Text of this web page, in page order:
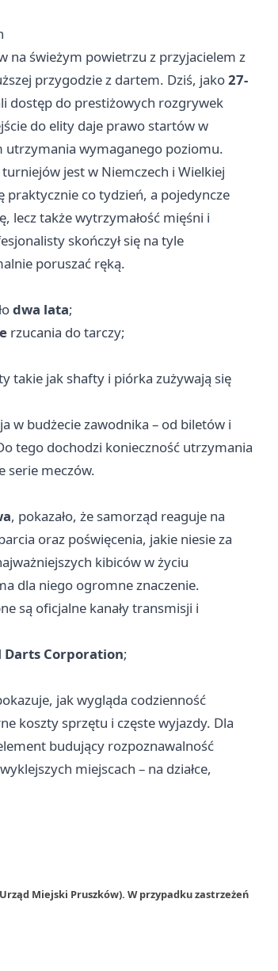
na świeżym powietrzu z przyjacielem z
przygodzie z dartem. Dziś, jako27-
dostęp do prestiżowych rozgrywek
do elity daje prawo startów w
utrzymania wymaganego poziomu.
jest w Niemczech i Wielkiej
co tydzień, a pojedyncze
lecz także wytrzymałość mięśni i
skończył się na tyle
poruszać ręką.
dwa lata;
rzucania do tarczy;
takie jak shafty i piórka zużywają się
w budżecie zawodnika – od biletów i
tego dochodzi konieczność utrzymania
serie meczów.
, pokazało, że samorząd reaguje na
oraz poświęcenia, jakie niesie za
kibiców w życiu
dla niego ogromne znaczenie.
są oficjalne kanały transmisji i
Darts Corporation;
jak wygląda codzienność
koszty sprzętu i częste wyjazdy. Dla
budujący rozpoznawalność
miejscach – na działce,
Miejski Pruszków). W przypadku zastrzeżeń